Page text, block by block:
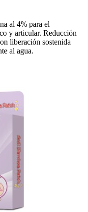
al 4% para el
y articular. Reducción
liberación sostenida
al agua.